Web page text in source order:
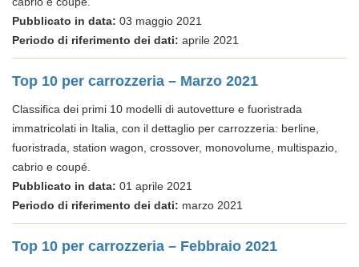
Pubblicato in data: 03 maggio 2021
Periodo di riferimento dei dati: aprile 2021
Top 10 per carrozzeria – Marzo 2021
Classifica dei primi 10 modelli di autovetture e fuoristrada
immatricolati in Italia, con il dettaglio per carrozzeria: berline,
fuoristrada, station wagon, crossover, monovolume, multispazio,
cabrio e coupé.
Pubblicato in data: 01 aprile 2021
Periodo di riferimento dei dati: marzo 2021
Top 10 per carrozzeria – Febbraio 2021